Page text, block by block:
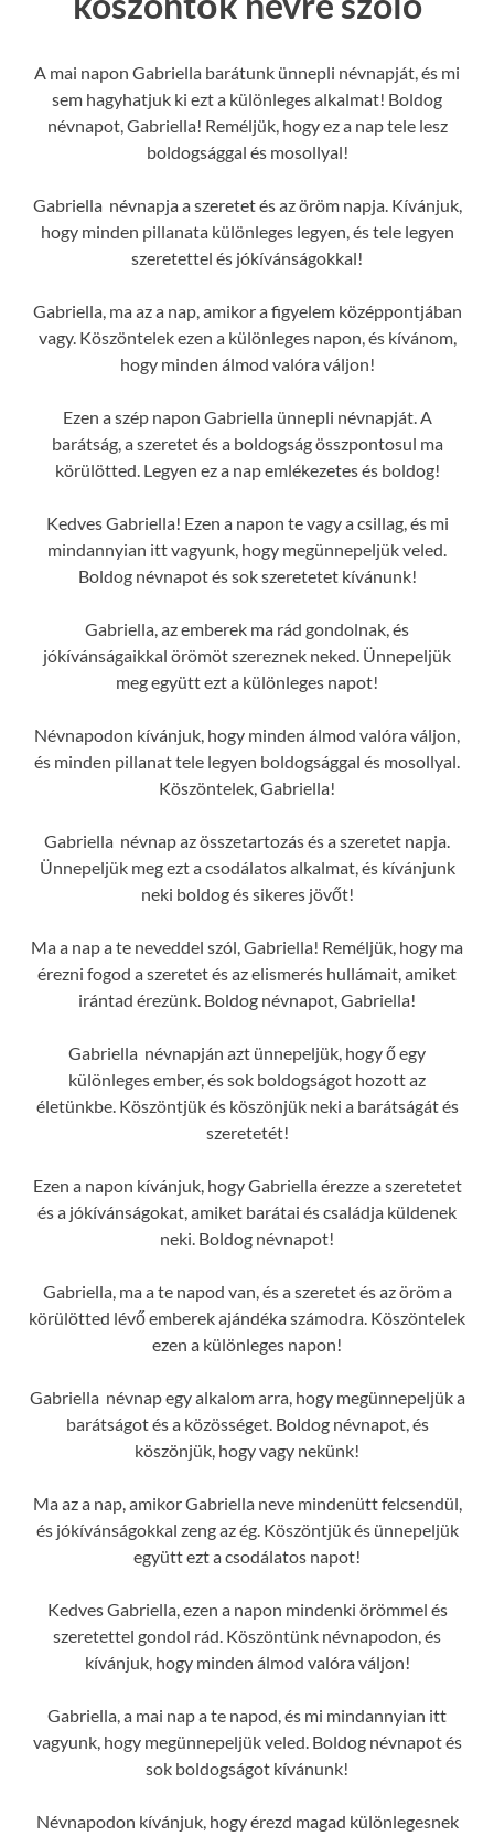
A mai napon Gabriella barátunk ünnepli névnapját, és mi
sem hagyhatjuk ki ezt a különleges alkalmat! Boldog
névnapot, Gabriella! Reméljük, hogy ez a nap tele lesz
boldogsággal és mosollyal!
Gabriella névnapja a szeretet és az öröm napja. Kívánjuk,
hogy minden pillanata különleges legyen, és tele legyen
szeretettel és jókívánságokkal!
Gabriella, ma az a nap, amikor a figyelem középpontjában
vagy. Köszöntelek ezen a különleges napon, és kívánom,
hogy minden álmod valóra váljon!
Ezen a szép napon Gabriella ünnepli névnapját. A
barátság, a szeretet és a boldogság összpontosul ma
körülötted. Legyen ez a nap emlékezetes és boldog!
Kedves Gabriella! Ezen a napon te vagy a csillag, és mi
mindannyian itt vagyunk, hogy megünnepeljük veled.
Boldog névnapot és sok szeretetet kívánunk!
Gabriella, az emberek ma rád gondolnak, és
jókívánságaikkal örömöt szereznek neked. Ünnepeljük
meg együtt ezt a különleges napot!
Névnapodon kívánjuk, hogy minden álmod valóra váljon,
és minden pillanat tele legyen boldogsággal és mosollyal.
Köszöntelek, Gabriella!
Gabriella névnap az összetartozás és a szeretet napja.
Ünnepeljük meg ezt a csodálatos alkalmat, és kívánjunk
neki boldog és sikeres jövőt!
Ma a nap a te neveddel szól, Gabriella! Reméljük, hogy ma
érezni fogod a szeretet és az elismerés hullámait, amiket
irántad érezünk. Boldog névnapot, Gabriella!
Gabriella névnapján azt ünnepeljük, hogy ő egy
különleges ember, és sok boldogságot hozott az
életünkbe. Köszöntjük és köszönjük neki a barátságát és
szeretetét!
Ezen a napon kívánjuk, hogy Gabriella érezze a szeretetet
és a jókívánságokat, amiket barátai és családja küldenek
neki. Boldog névnapot!
Gabriella, ma a te napod van, és a szeretet és az öröm a
körülötted lévő emberek ajándéka számodra. Köszöntelek
ezen a különleges napon!
Gabriella névnap egy alkalom arra, hogy megünnepeljük a
barátságot és a közösséget. Boldog névnapot, és
köszönjük, hogy vagy nekünk!
Ma az a nap, amikor Gabriella neve mindenütt felcsendül,
és jókívánságokkal zeng az ég. Köszöntjük és ünnepeljük
együtt ezt a csodálatos napot!
Kedves Gabriella, ezen a napon mindenki örömmel és
szeretettel gondol rád. Köszöntünk névnapodon, és
kívánjuk, hogy minden álmod valóra váljon!
Gabriella, a mai nap a te napod, és mi mindannyian itt
vagyunk, hogy megünnepeljük veled. Boldog névnapot és
sok boldogságot kívánunk!
Névnapodon kívánjuk, hogy érezd magad különlegesnek